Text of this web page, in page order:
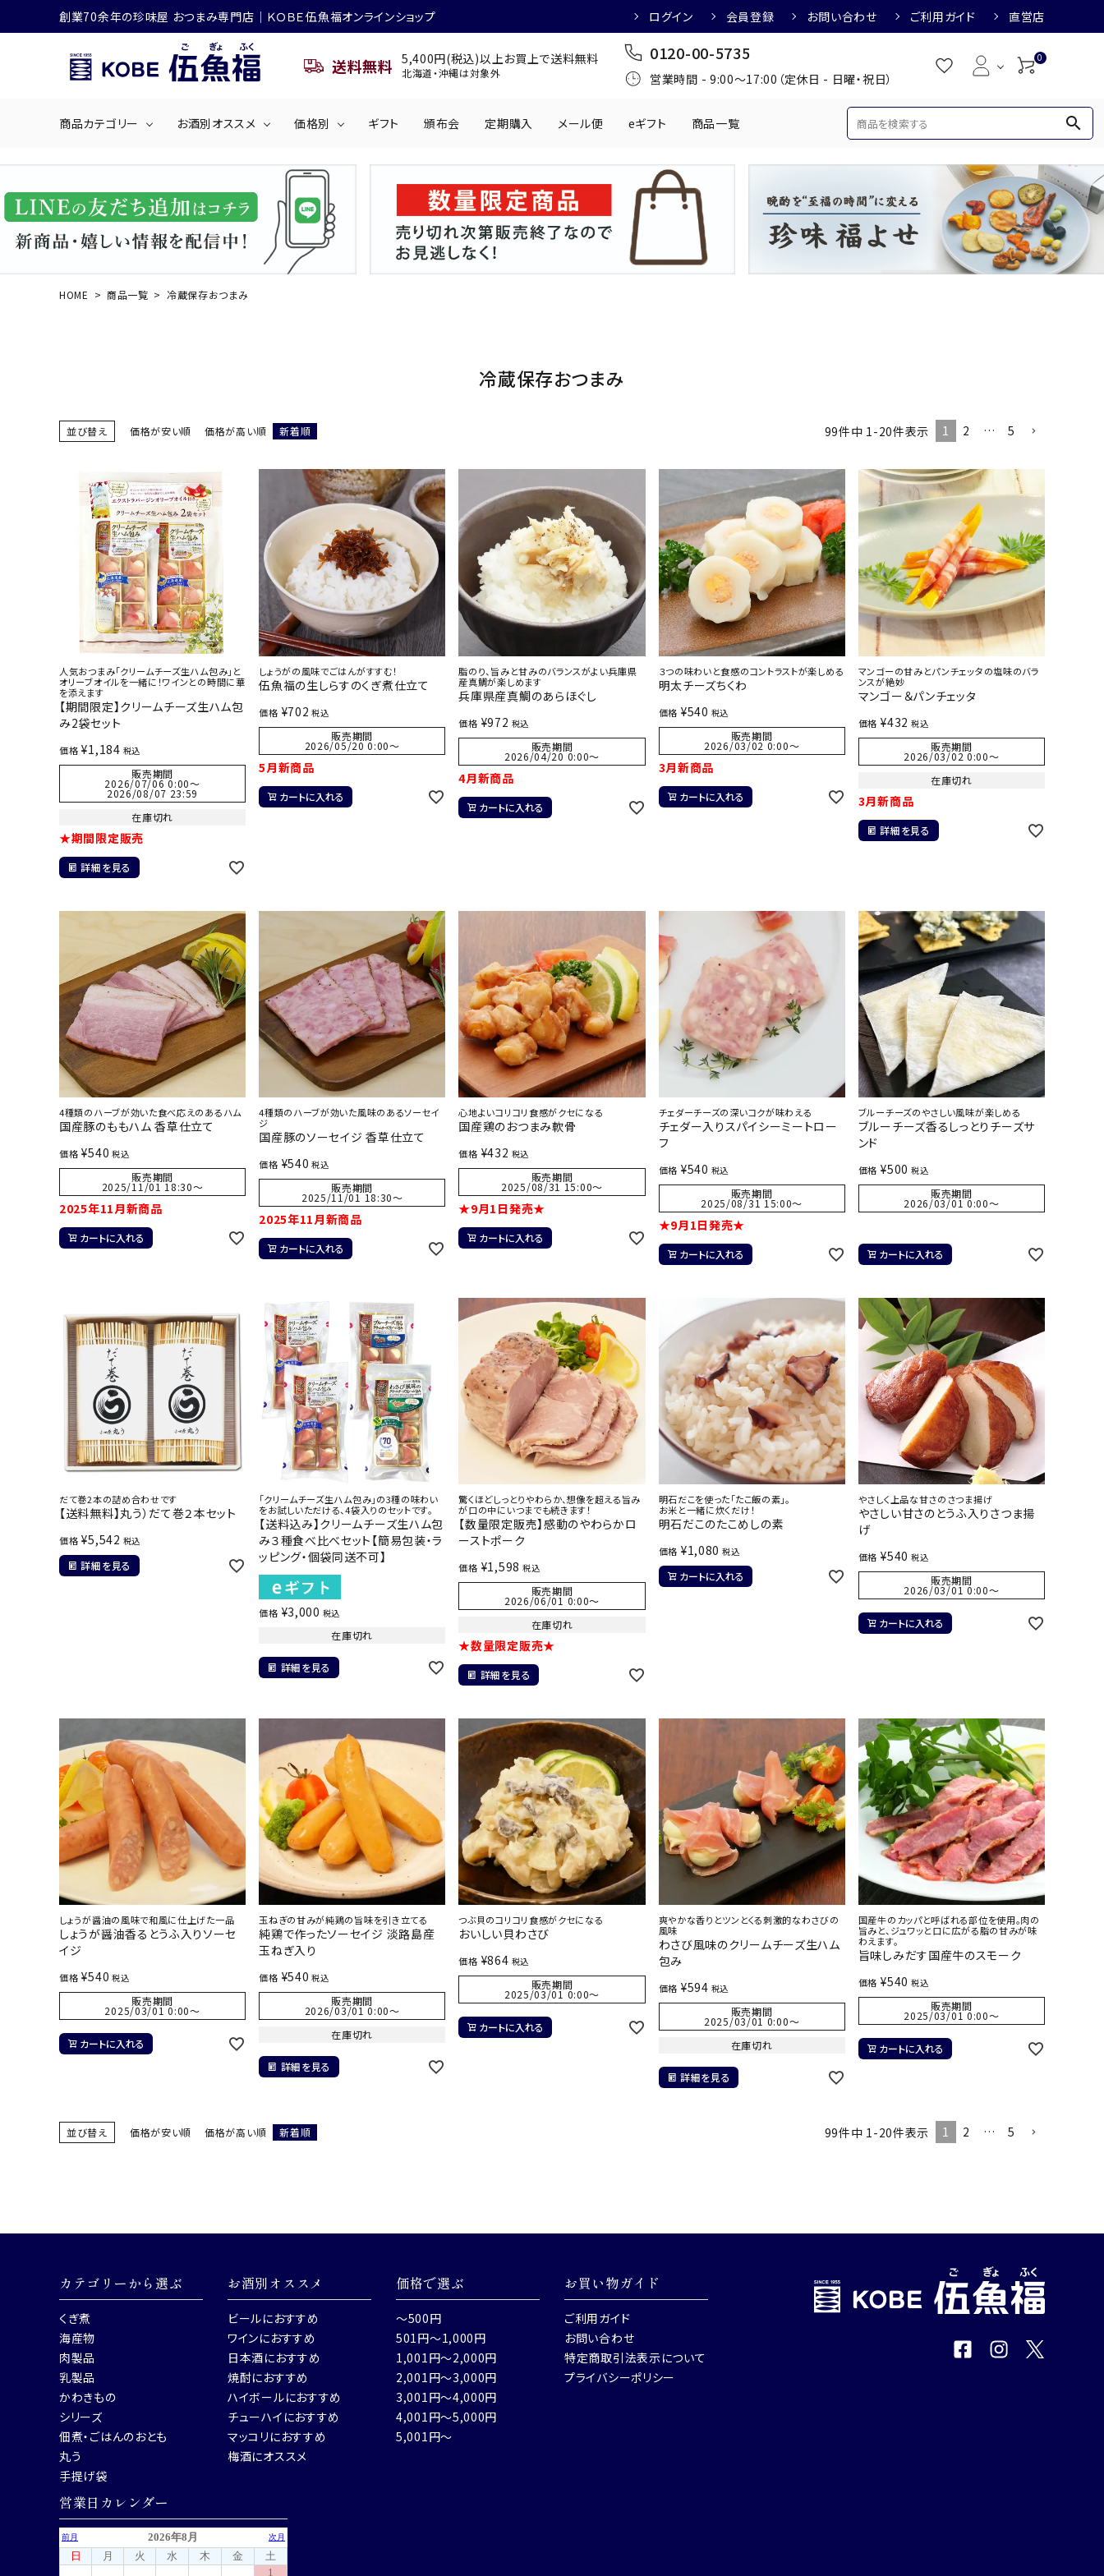
創業70余年の珍味屋 おつまみ専門店│ＫＯＢＥ伍魚福オンラインショップ ログイン 会員登録 お問い合わせ ご利用ガイド 直営店
送料無料 5,400円(税込)以上お買上で送料無料
北海道・沖縄は対象外
0120-00-5735
営業時間 - 9:00～17:00（定休日 - 日曜・祝日）
0
商品カテゴリー
くぎ煮 海産物 乳製品 かわきもの
佃煮・ごはんのおとも 丸う
お酒別オススメ
日本酒におすすめ 焼酎におすすめ
価格別
501円～1,000円 1,001円～2,000円 2,001円～3,000円 3,001円～4,000円
4,001円～5,000円 5,001円～
ギフト 頒布会 定期購入 メール便 eギフト 商品一覧 search
ACCOUNT MENU
ログイン 会員登録
HOME 商品一覧 冷蔵保存おつまみ
冷蔵保存おつまみ
並び替え 価格が安い順 価格が高い順 新着順 99件中 1-20件表示 1 2 … 5
人気おつまみ「クリームチーズ生ハム包み」と
オリーブオイルを一緒に！ワインとの時間に華
を添えます
【期間限定】クリームチーズ生ハム包
み2袋セット
価格 ¥1,184 税込
販売期間
2026/07/06 0:00〜
2026/08/07 23:59
在庫切れ
★期間限定販売
詳細を見る
しょうがの風味でごはんがすすむ！
伍魚福の生しらすのくぎ煮仕立て
価格 ¥702 税込
販売期間
2026/05/20 0:00〜
5月新商品
カートに入れる
脂のり、旨みと甘みのバランスがよい兵庫県
産真鯛が楽しめます
兵庫県産真鯛のあらほぐし
価格 ¥972 税込
販売期間
2026/04/20 0:00〜
4月新商品
カートに入れる
３つの味わいと食感のコントラストが楽しめる
明太チーズちくわ
価格 ¥540 税込
販売期間
2026/03/02 0:00〜
3月新商品
カートに入れる
マンゴーの甘みとパンチェッタの塩味のバラ
ンスが絶妙
マンゴー＆パンチェッタ
価格 ¥432 税込
販売期間
2026/03/02 0:00〜
在庫切れ
3月新商品
詳細を見る
4種類のハーブが効いた食べ応えのあるハム
国産豚のももハム 香草仕立て
価格 ¥540 税込
販売期間
2025/11/01 18:30〜
2025年11月新商品
カートに入れる
4種類のハーブが効いた風味のあるソーセイ
ジ
国産豚のソーセイジ 香草仕立て
価格 ¥540 税込
販売期間
2025/11/01 18:30〜
2025年11月新商品
カートに入れる
心地よいコリコリ食感がクセになる
国産鶏のおつまみ軟骨
価格 ¥432 税込
販売期間
2025/08/31 15:00〜
★9月1日発売★
カートに入れる
チェダーチーズの深いコクが味わえる
チェダー入りスパイシーミートロー
フ
価格 ¥540 税込
販売期間
2025/08/31 15:00〜
★9月1日発売★
カートに入れる
ブルーチーズのやさしい風味が楽しめる
ブルーチーズ香るしっとりチーズサ
ンド
価格 ¥500 税込
販売期間
2026/03/01 0:00〜
カートに入れる
だて巻2本の詰め合わせです
【送料無料】丸う）だて巻２本セット
価格 ¥5,542 税込
詳細を見る
「クリームチーズ生ハム包み」の3種の味わい
をお試しいただける、4袋入りのセットです。
【送料込み】クリームチーズ生ハム包
み３種食べ比べセット【簡易包装・ラ
ッピング・個袋同送不可】
価格 ¥3,000 税込
在庫切れ
詳細を見る
驚くほどしっとりやわらか、想像を超える旨み
が口の中にいつまでも続きます！
【数量限定販売】感動のやわらかロ
ーストポーク
価格 ¥1,598 税込
販売期間
2026/06/01 0:00〜
在庫切れ
★数量限定販売★
詳細を見る
明石だこを使った「たこ飯の素」。
お米と一緒に炊くだけ！
明石だこのたこめしの素
価格 ¥1,080 税込
カートに入れる
やさしく上品な甘さのさつま揚げ
やさしい甘さのとうふ入りさつま揚
げ
価格 ¥540 税込
販売期間
2026/03/01 0:00〜
カートに入れる
しょうが醤油の風味で和風に仕上げた一品
しょうが醤油香るとうふ入りソーセ
イジ
価格 ¥540 税込
販売期間
2025/03/01 0:00〜
カートに入れる
玉ねぎの甘みが純鶏の旨味を引き立てる
純鶏で作ったソーセイジ 淡路島産
玉ねぎ入り
価格 ¥540 税込
販売期間
2026/03/01 0:00〜
在庫切れ
詳細を見る
つぶ貝のコリコリ食感がクセになる
おいしい貝わさび
価格 ¥864 税込
販売期間
2025/03/01 0:00〜
カートに入れる
爽やかな香りとツンとくる刺激的なわさびの
風味
わさび風味のクリームチーズ生ハム
包み
価格 ¥594 税込
販売期間
2025/03/01 0:00〜
在庫切れ
詳細を見る
国産牛のカッパと呼ばれる部位を使用。肉の
旨みと、ジュワッと口に広がる脂の甘みが味
わえます。
旨味しみだす国産牛のスモーク
価格 ¥540 税込
販売期間
2025/03/01 0:00〜
カートに入れる
並び替え 価格が安い順 価格が高い順 新着順 99件中 1-20件表示 1 2 … 5
カテゴリーから選ぶ
くぎ煮
海産物
肉製品
乳製品
かわきもの
シリーズ
佃煮・ごはんのおとも
丸う
手提げ袋
お酒別オススメ
ビールにおすすめ
ワインにおすすめ
日本酒におすすめ
焼酎におすすめ
ハイボールにおすすめ
チューハイにおすすめ
マッコリにおすすめ
梅酒にオススメ
価格で選ぶ
～500円
501円～1,000円
1,001円～2,000円
2,001円～3,000円
3,001円～4,000円
4,001円～5,000円
5,001円～
お買い物ガイド
ご利用ガイド
お問い合わせ
特定商取引法表示について
プライバシーポリシー
営業日カレンダー